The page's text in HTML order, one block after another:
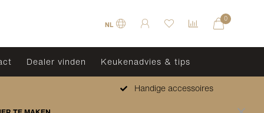
NL
0
Dealer vinden Keukenadvies & tips
Handige accessoires